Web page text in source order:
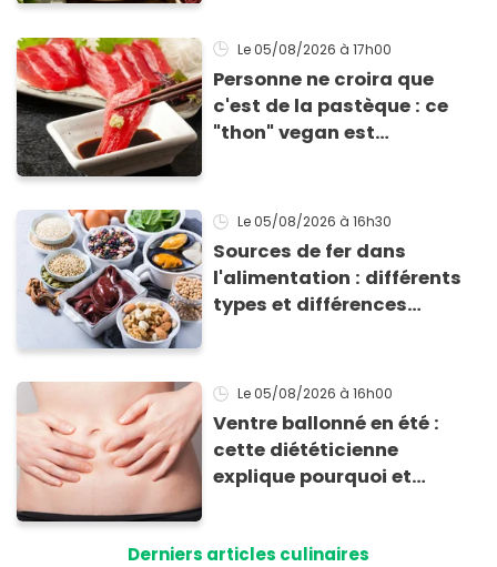
grillades
Le 05/08/2026 à 17h00
Personne ne croira que
c'est de la pastèque : ce
"thon" vegan est
Le 05/08/2026 à 16h30
Sources de fer dans
l'alimentation : différents
types et différences
Le 05/08/2026 à 16h00
Ventre ballonné en été :
cette diététicienne
explique pourquoi et
Derniers articles culinaires